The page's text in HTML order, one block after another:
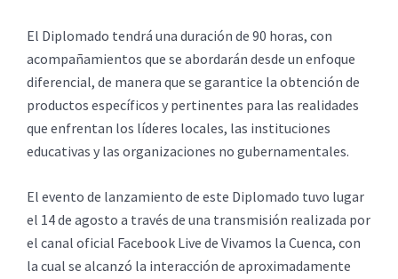
El Diplomado tendrá una duración de 90 horas, con
acompañamientos que se abordarán desde un enfoque
diferencial, de manera que se garantice la obtención de
productos específicos y pertinentes para las realidades
que enfrentan los líderes locales, las instituciones
educativas y las organizaciones no gubernamentales.
El evento de lanzamiento de este Diplomado tuvo lugar
el 14 de agosto a través de una transmisión realizada por
el canal oficial Facebook Live de Vivamos la Cuenca, con
la cual se alcanzó la interacción de aproximadamente